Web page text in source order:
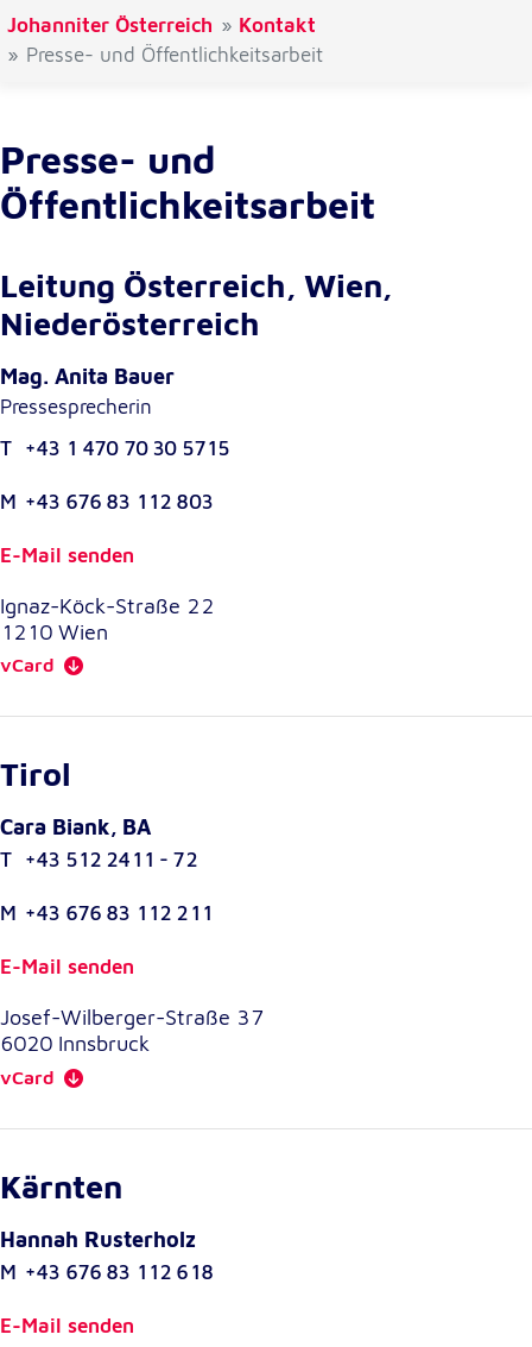
Johanniter Österreich
Kontakt
Presse- und Öffentlichkeitsarbeit
Presse- und
Öffentlichkeitsarbeit
Leitung Österreich, Wien,
Niederösterreich
Mag. Anita Bauer
Pressesprecherin
T +43 1 470 70 30 5715
M +43 676 83 112 803
E-Mail senden
Ignaz-Köck-Straße 22
1210 Wien
vCard
Tirol
Cara Biank, BA
T +43 512 2411 - 72
M +43 676 83 112 211
E-Mail senden
Josef-Wilberger-Straße 37
6020 Innsbruck
vCard
Kärnten
Hannah Rusterholz
M +43 676 83 112 618
E-Mail senden
Google Analytics Opt-Out-Cookie
Zweck:
Dieser Cookie speichert die gewählte
Einverständnisoption bezüglich Google Analytics
Cookie Laufzeit:
1 Jahr
Einverständnis-Cookie
cookie_consent
Zweck:
Einverständnis-Optionen des Benutzers
1 Jahr
Statistik
Diese Informationen helfen uns zu verstehen, wie
unsere Besucher unsere Website nutzen.
Google Analytics
_ga, _gid, _gac_gb_
Anbieter:
Zweck:
24 Stunden - 2 Jahre
Google Tag Manager
Anbieter:
Google LLC